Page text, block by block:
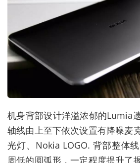
机身背部设计洋溢浓郁的Lumia
轴线由上至下依次设置有降噪麦
光灯、Nokia LOGO. 背部整体
周低的圆弧形，一定程度提升了